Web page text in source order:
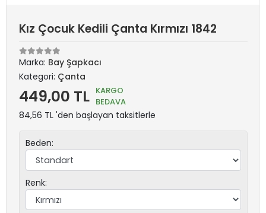
Kız Çocuk Kedili Çanta Kırmızı 1842
Marka: Bay Şapkacı
Kategori: Çanta
449,00 TL KARGO
BEDAVA
84,56 TL 'den başlayan taksitlerle
Beden:
Renk: